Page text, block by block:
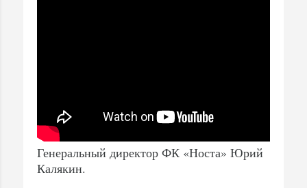
Генеральный директор ФК «Носта» Юрий
Калякин.